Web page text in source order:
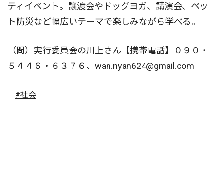
ティイベント。譲渡会やドッグヨガ、講演会、ペッ
ト防災など幅広いテーマで楽しみながら学べる。
（問）実行委員会の川上さん【携帯電話】０９０・
５４４６・６３７６、wan.nyan624@gmail.com
#社会